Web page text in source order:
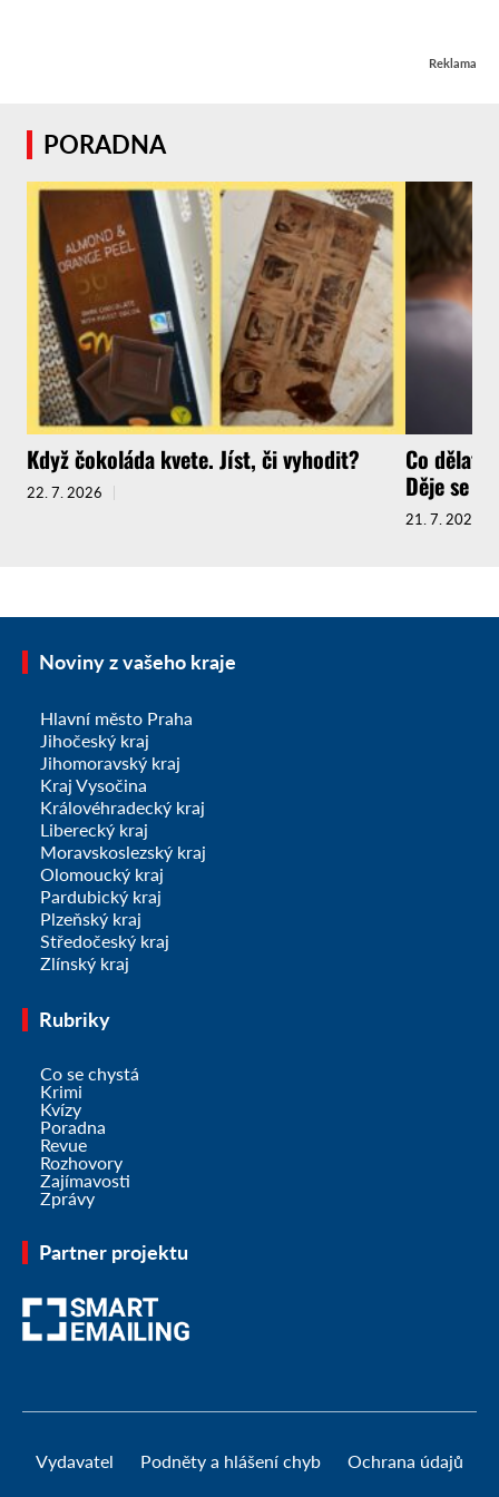
Reklama
PORADNA
Když čokoláda kvete. Jíst, či vyhodit?
22. 7. 2026
Co dělat,
Děje se
21. 7. 2026
Noviny z vašeho kraje
Hlavní město Praha
Jihočeský kraj
Jihomoravský kraj
Kraj Vysočina
Královéhradecký kraj
Liberecký kraj
Moravskoslezský kraj
Olomoucký kraj
Pardubický kraj
Plzeňský kraj
Středočeský kraj
Zlínský kraj
Rubriky
Co se chystá
Krimi
Kvízy
Poradna
Revue
Rozhovory
Zajímavosti
Zprávy
Partner projektu
Vydavatel Podněty a hlášení chyb Ochrana údajů